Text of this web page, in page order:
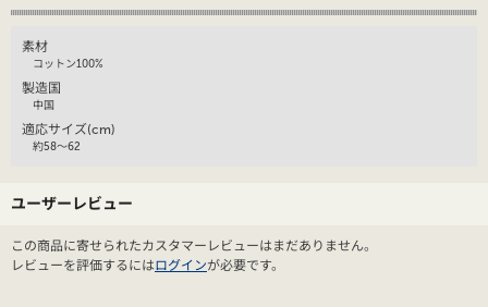
素材
コットン100%
製造国
中国
適応サイズ(cm)
約58～62
ユーザーレビュー
この商品に寄せられたカスタマーレビューはまだありません。
レビューを評価するにはログインが必要です。